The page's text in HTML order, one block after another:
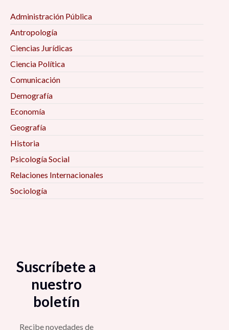
Administración Pública
Antropología
Ciencias Jurídicas
Ciencia Política
Comunicación
Demografía
Economía
Geografía
Historia
Psicología Social
Relaciones Internacionales
Sociología
Suscríbete a
nuestro
boletín
Recibe novedades de